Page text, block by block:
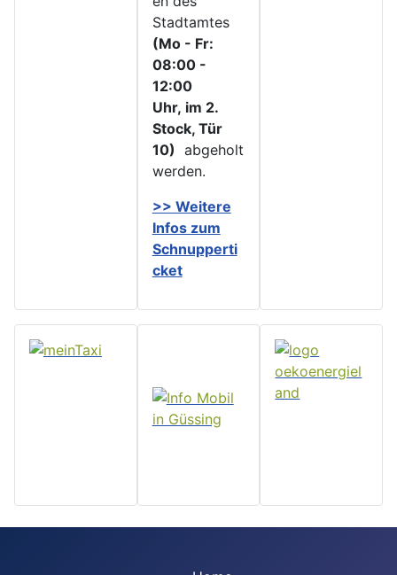
Stadtamtes
(Mo - Fr:
08:00 -
12:00
Uhr, im 2.
Stock, Tür
10) abgeholt
werden.
>> Weitere
Infos zum
Schnupperti
cket